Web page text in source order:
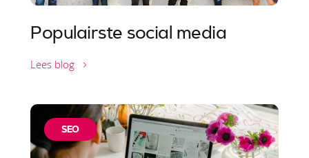
Populairste social media
Lees blog
SEO